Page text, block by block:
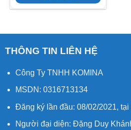
THÔNG TIN LIÊN HỆ
Công Ty TNHH KOMINA
MSDN: 0316713134
Đăng ký lần đầu: 08/02/2021, tại
Người đại diện: Đặng Duy